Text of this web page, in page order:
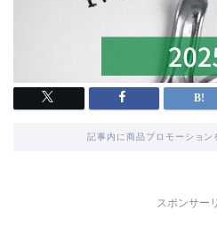
記事内に商品プロモーション
スポンサー